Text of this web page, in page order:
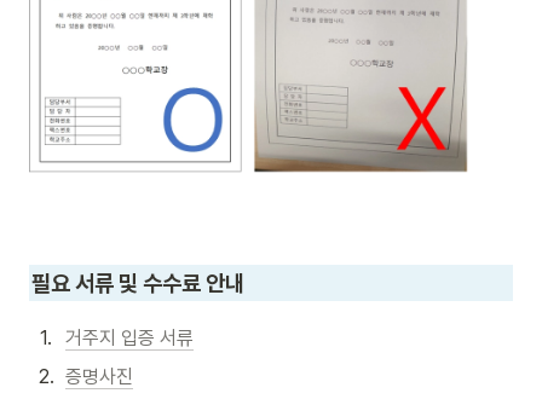
필요 서류 및 수수료 안내
1.
거주지 입증 서류
2. 증명사진